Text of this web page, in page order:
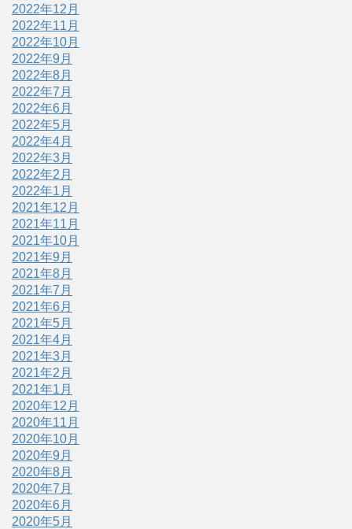
2022年12月
2022年11月
2022年10月
2022年9月
2022年8月
2022年7月
2022年6月
2022年5月
2022年4月
2022年3月
2022年2月
2022年1月
2021年12月
2021年11月
2021年10月
2021年9月
2021年8月
2021年7月
2021年6月
2021年5月
2021年4月
2021年3月
2021年2月
2021年1月
2020年12月
2020年11月
2020年10月
2020年9月
2020年8月
2020年7月
2020年6月
2020年5月